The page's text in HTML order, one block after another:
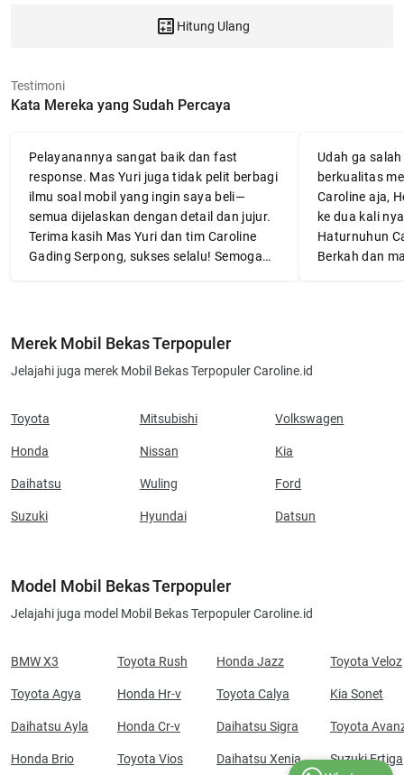
Hitung Ulang
Testimoni
Kata Mereka yang Sudah Percaya
Pelayanannya sangat baik dan fast
response. Mas Yuri juga tidak pelit berbagi
ilmu soal mobil yang ingin saya beli—
semua dijelaskan dengan detail dan jujur.
Terima kasih Mas Yuri dan tim Caroline
Gading Serpong, sukses selalu! Semoga
Udah ga
berkualitas
Caroline aja,
ke dua kali
Haturnuhun
Berkah dan
Merek Mobil Bekas Terpopuler
Jelajahi juga merek Mobil Bekas Terpopuler Caroline.id
Toyota
Honda
Daihatsu
Suzuki
Mitsubishi
Nissan
Wuling
Hyundai
Volkswagen
Kia
Ford
Datsun
Model Mobil Bekas Terpopuler
Jelajahi juga model Mobil Bekas Terpopuler Caroline.id
BMW X3
Toyota Agya
Daihatsu Ayla
Honda Brio
Toyota Rush
Honda Hr-v
Honda Cr-v
Toyota Vios
Honda Jazz
Toyota Calya
Daihatsu Sigra
Daihatsu Xenia
Toyota Veloz
Kia Sonet
Toyota
Suzuki Ertiga